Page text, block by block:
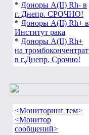
* Доноры А(ІІ) Rh- в
г. Днепр. СРОЧНО!
* Доноры А(ІІ) Rh+ в
Институт рака
* Доноры А(ІІ) Rh+
на тромбокончентрат
в г.Днепр. Срочно!
<Мониторинг тем>
<Монитор
сообщений>